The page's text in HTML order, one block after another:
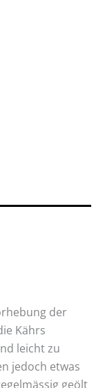
der
Kährs
leicht zu
jedoch etwas
geölt